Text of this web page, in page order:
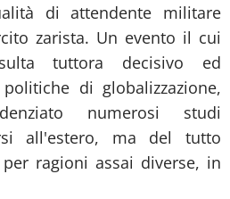
di attendente militare
zarista. Un evento il cui
tuttora decisivo ed
di globalizzazione,
numerosi studi
all'estero, ma del tutto
ragioni assai diverse, in